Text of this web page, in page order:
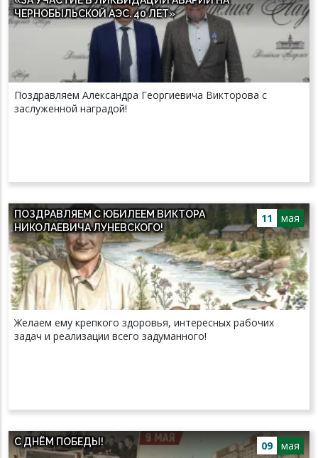
ЧЕРНОБЫЛЬСКОЙ АЭС. 40 ЛЕТ»
Поздравляем Александра Георгиевича Викторова с
заслуженной наградой!
11 мая
ПОЗДРАВЛЯЕМ С ЮБИЛЕЕМ ВИКТОРА
НИКОЛАЕВИЧА ЛУНЕВСКОГО!
Желаем ему крепкого здоровья, интересных рабочих
задач и реализации всего задуманного!
09 мая
С ДНЁМ ПОБЕДЫ!